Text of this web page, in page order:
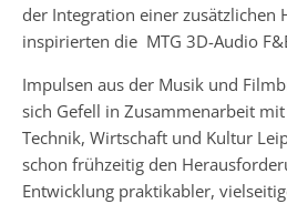
der Integration einer zusätzlichen
inspirierten die MTG 3D-Audio
Impulsen aus der Musik und
sich Gefell in Zusammenarbeit
Technik, Wirtschaft und Kultur
schon frühzeitig den
Entwicklung praktikabler,